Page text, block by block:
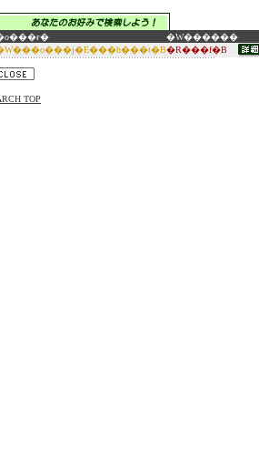
�W������
�R���f�B
TOP